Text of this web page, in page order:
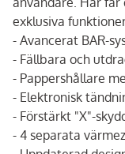
exklusiva
- Avancerat BAR-
- Fällbara och
- Pappershållare
- Elektronisk
- Förstärkt "X"-
- 4 separata